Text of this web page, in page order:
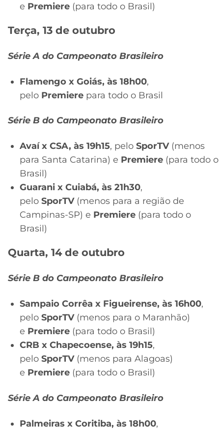
e Premiere (para todo o Brasil)
Terça, 13 de outubro
Série A do Campeonato Brasileiro
Flamengo x Goiás, às 18h00,
pelo Premiere para todo o Brasil
Série B do Campeonato Brasileiro
Avaí x CSA, às 19h15, pelo SporTV(menos
para Santa Catarina) e Premiere (para todo o
Brasil)
Guarani x Cuiabá, às 21h30,
pelo SporTV(menos para a região de
Campinas-SP) e Premiere (para todo o
Brasil)
Quarta, 14 de outubro
Série B do Campeonato Brasileiro
Sampaio Corrêa x Figueirense, às 16h00,
pelo SporTV(menos para o Maranhão)
e Premiere (para todo o Brasil)
CRB x Chapecoense, às 19h15,
pelo SporTV(menos para Alagoas)
e Premiere (para todo o Brasil)
Série A do Campeonato Brasileiro
Palmeiras x Coritiba, às 18h00,